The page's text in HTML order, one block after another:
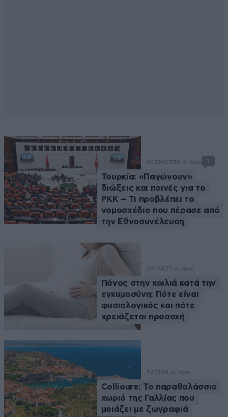
ΚΟΣΜΟΣ58 λ. πριν 1
Τουρκία: «Παγώνουν»
διώξεις και ποινές για το
PKK – Τι προβλέπει το
νομοσχέδιο που πέρασε από
την Εθνοσυνέλευση
ON NET 1 ω. πριν
Πόνος στην κοιλιά κατά την
εγκυμοσύνη: Πότε είναι
φυσιολογικός και πότε
χρειάζεται προσοχή
ΤΑΞΙΔΙ 1 ω. πριν
Collioure: Το παραθαλάσσιο
χωριό της Γαλλίας που
μοιάζει με ζωγραφιά